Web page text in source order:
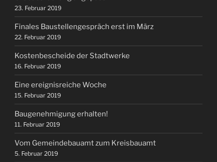
23. Februar 2019
Finales Baustellengespräch erst im März
22. Februar 2019
Kostenbescheide der Stadtwerke
16. Februar 2019
Eine ereignisreiche Woche
15. Februar 2019
Baugenehmigung erhalten!
11. Februar 2019
Vom Gemeindebauamt zum Kreisbauamt
5. Februar 2019